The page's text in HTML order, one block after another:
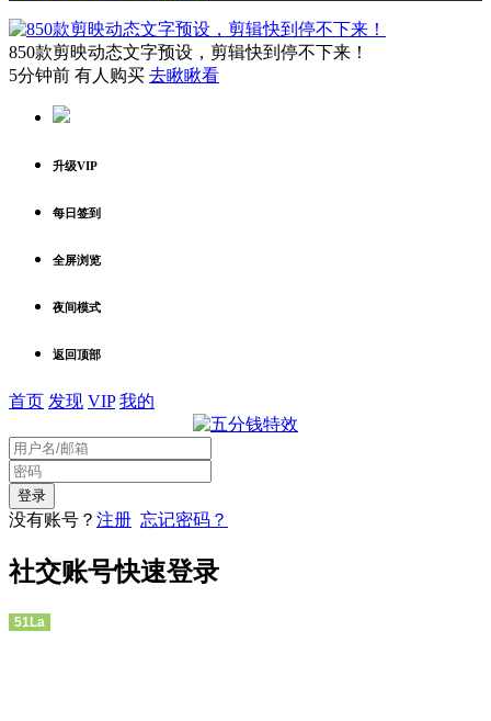
850款剪映动态文字预设，剪辑快到停不下来！
5分钟前 有人购买 去瞅瞅看
升级VIP
每日签到
全屏浏览
夜间模式
返回顶部
首页 发现 VIP 我的
没有账号？ 注册 忘记密码？
社交账号快速登录
51La